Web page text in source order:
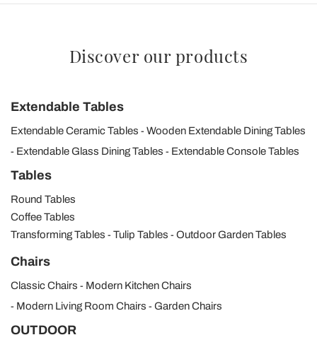
Discover our products
Extendable Tables
Extendable Ceramic Tables
Wooden Extendable Dining Tables
Extendable Glass Dining Tables
Extendable Console Tables
Tables
Round Tables
Coffee Tables
Transforming Tables
Tulip Tables Outdoor Garden Tables
Chairs
Classic Chairs
Modern Kitchen Chairs
Modern Living Room Chairs
Garden Chairs
OUTDOOR